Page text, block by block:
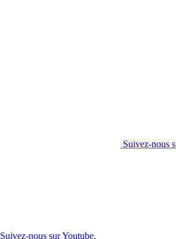
Suivez-nous
Suivez-nous sur Youtube.